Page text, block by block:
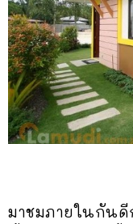
มาชมภายในกัน